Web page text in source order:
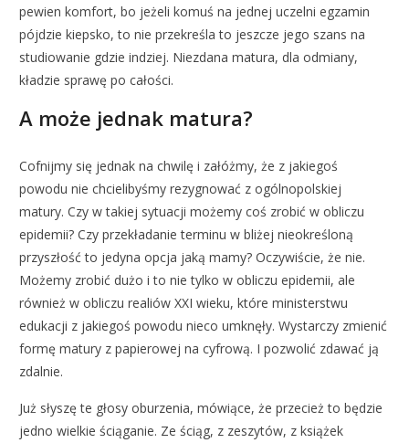
pewien komfort, bo jeżeli komuś na jednej uczelni egzamin
pójdzie kiepsko, to nie przekreśla to jeszcze jego szans na
studiowanie gdzie indziej. Niezdana matura, dla odmiany,
kładzie sprawę po całości.
A może jednak matura?
Cofnijmy się jednak na chwilę i załóżmy, że z jakiegoś
powodu nie chcielibyśmy rezygnować z ogólnopolskiej
matury. Czy w takiej sytuacji możemy coś zrobić w obliczu
epidemii? Czy przekładanie terminu w bliżej nieokreśloną
przyszłość to jedyna opcja jaką mamy? Oczywiście, że nie.
Możemy zrobić dużo i to nie tylko w obliczu epidemii, ale
również w obliczu realiów XXI wieku, które ministerstwu
edukacji z jakiegoś powodu nieco umknęły. Wystarczy zmienić
formę matury z papierowej na cyfrową. I pozwolić zdawać ją
zdalnie.
Już słyszę te głosy oburzenia, mówiące, że przecież to będzie
jedno wielkie ściąganie. Ze ściąg, z zeszytów, z książek